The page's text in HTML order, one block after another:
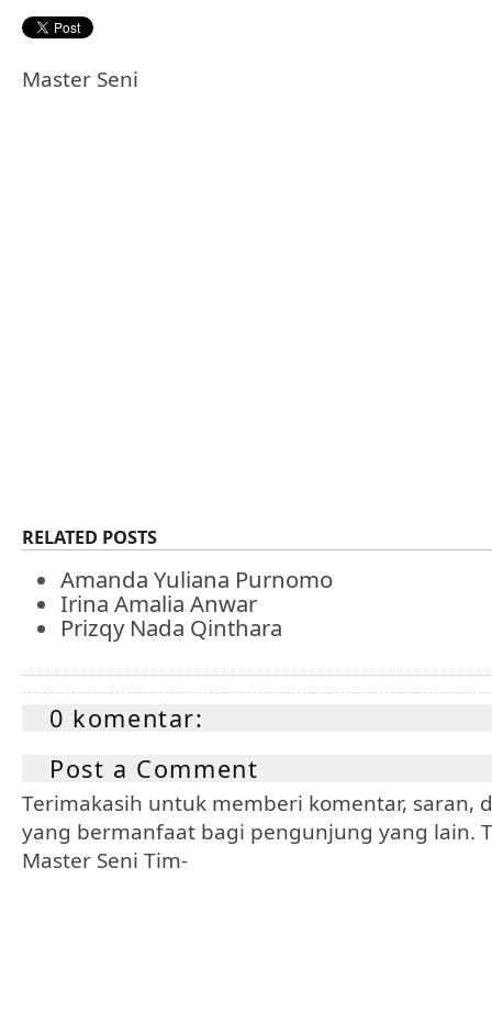
Master Seni
RELATED POSTS
Amanda Yuliana Purnomo
Irina Amalia Anwar
Prizqy Nada Qinthara
0 komentar:
Post a Comment
Terimakasih untuk memberi komentar, saran,
yang bermanfaat bagi pengunjung yang lain.
Master Seni Tim-